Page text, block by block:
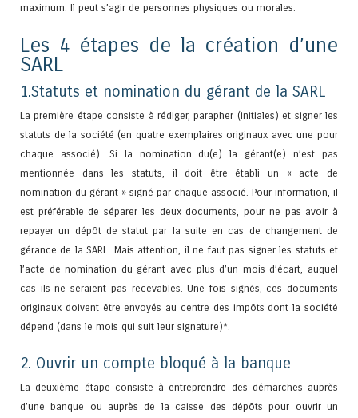
maximum. Il peut s’agir de personnes physiques ou morales.
Les 4 étapes de la création d’une
SARL
1.Statuts et nomination du gérant de la SARL
La première étape consiste à rédiger, parapher (initiales) et signer les
statuts de la société (en quatre exemplaires originaux avec une pour
chaque associé). Si la nomination du(e) la gérant(e) n’est pas
mentionnée dans les statuts, il doit être établi un « acte de
nomination du gérant » signé par chaque associé. Pour information, il
est préférable de séparer les deux documents, pour ne pas avoir à
repayer un dépôt de statut par la suite en cas de changement de
gérance de la SARL. Mais attention, il ne faut pas signer les statuts et
l’acte de nomination du gérant avec plus d’un mois d’écart, auquel
cas ils ne seraient pas recevables. Une fois signés, ces documents
originaux doivent être envoyés au centre des impôts dont la société
dépend (dans le mois qui suit leur signature)*.
2. Ouvrir un compte bloqué à la banque
La deuxième étape consiste à entreprendre des démarches auprès
d’une banque ou auprès de la caisse des dépôts pour ouvrir un